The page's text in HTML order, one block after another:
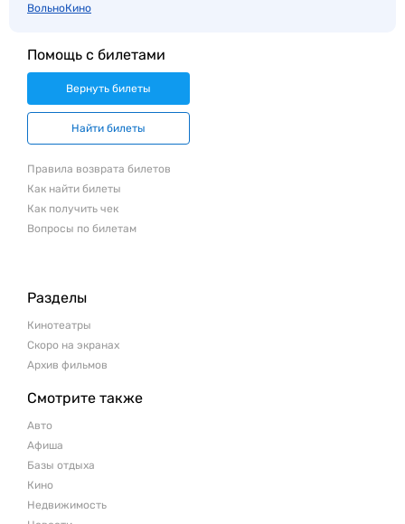
ВольноКино
Помощь с билетами
Вернуть билеты
Найти билеты
Правила возврата билетов
Как найти билеты
Как получить чек
Вопросы по билетам
Разделы
Кинотеатры
Скоро на экранах
Архив фильмов
Смотрите также
Авто
Афиша
Базы отдыха
Кино
Недвижимость